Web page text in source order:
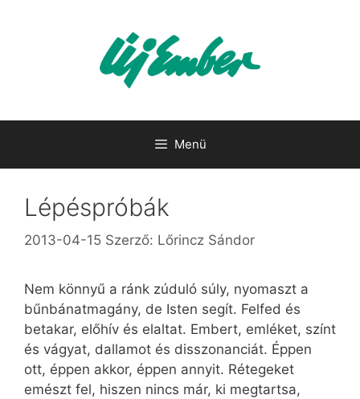
Menü
Lépéspróbák
2013-04-15 Szerző: Lőrincz Sándor
Nem könnyű a ránk zúduló súly, nyomaszt a
bűnbánatmagány, de Isten segít. Felfed és
betakar, előhív és elaltat. Embert, emléket, színt
és vágyat, dallamot és disszonanciát. Éppen
ott, éppen akkor, éppen annyit. Rétegeket
emészt fel, hiszen nincs már, ki megtartsa,